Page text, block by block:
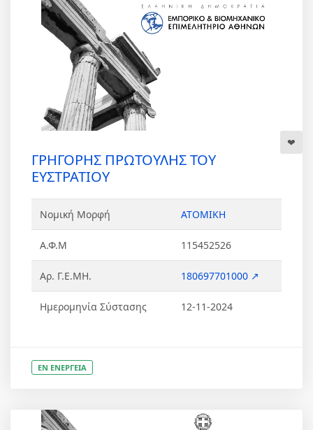
ΓΡΗΓΟΡΗΣ ΠΡΩΤΟΥΛΗΣ ΤΟΥ
ΕΥΣΤΡΑΤΙΟΥ
Νομική Μορφή ΑΤΟΜΙΚΗ
Α.Φ.Μ 115452526
Αρ. Γ.Ε.ΜΗ. 180697701000 ↗
Ημερομηνία Σύστασης 12-11-2024
ΕΝ ΕΝΕΡΓΕΙΑ